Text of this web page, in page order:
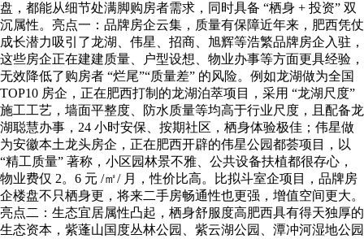
盘，都能从细节处满脚购房者需求，同时具备 “栖身 + 投资” 双
沉属性。亮点一：品牌房企云集，质量有保障近年来，肥西凭仗
成长潜力吸引了龙湖、伟星、招商、旭辉等浩繁品牌房企入驻，
这些房企正在建建质量、户型设想、物业办事等方面更具经验，
无效降低了购房者 “烂尾”“质量差” 的风险。例如龙湖做为全国
TOP10 房企，正在肥西打制的龙湖泊萃项目，采用 “龙湖尺度”
施工工艺，墙面平整度、防水质量等均高于行业尺度，且配备龙
湖聪慧办事，24 小时安保、按期社区，栖身体验极佳；伟星做
为安徽本土龙头房企，正在肥西开辟的伟星公园都荟项目，以
“精工质量” 著称，小区园林景不雅、公共设备扶植都很存心，
物业费仅 2。6 元 /㎡/ 月，性价比高。比拟斗室企项目，品牌房
企楼盘不只栖身更，将来二手房畅通性也更强，增值空间更大。
亮点二：生态宜居属性凸起，栖身舒服度高肥西具有得天独厚的
生态资本，紫蓬山国度丛林公园、紫云湖公园、潭冲河湿地公园